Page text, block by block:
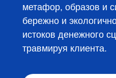
метафор, образов и
бережно и
истоков денежного
травмируя клиента.